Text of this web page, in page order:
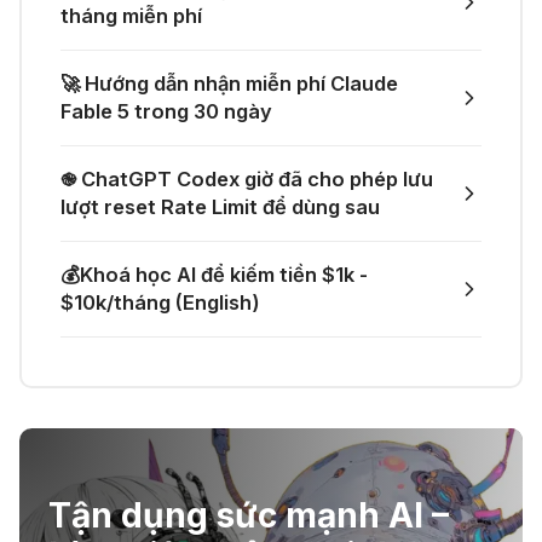
🚀 Một GitHub Repository tổng hợp
04 Thg 07 2026
Plus miễn phí
03 Thg 07 2026
🎁 Nhận miễn phí DeepSeek V4 Pro
và Claude Opus 4.8 trên Merlin AI
🌟 Augment AI Agent - Trợ thủ đắc
ghi âm thành văn bản
☣️ Proxy by Convergence - AI
tháng miễn phí
🚀 Hướng dẫn nhận miễn phí Claude
Fable 5 trong 30 ngày
֎ ChatGPT Codex giờ đã cho phép lưu
lượt reset Rate Limit để dùng sau
💰Khoá học AI để kiếm tiền $1k -
$10k/tháng (English)
Tận dụng sức mạnh AI –